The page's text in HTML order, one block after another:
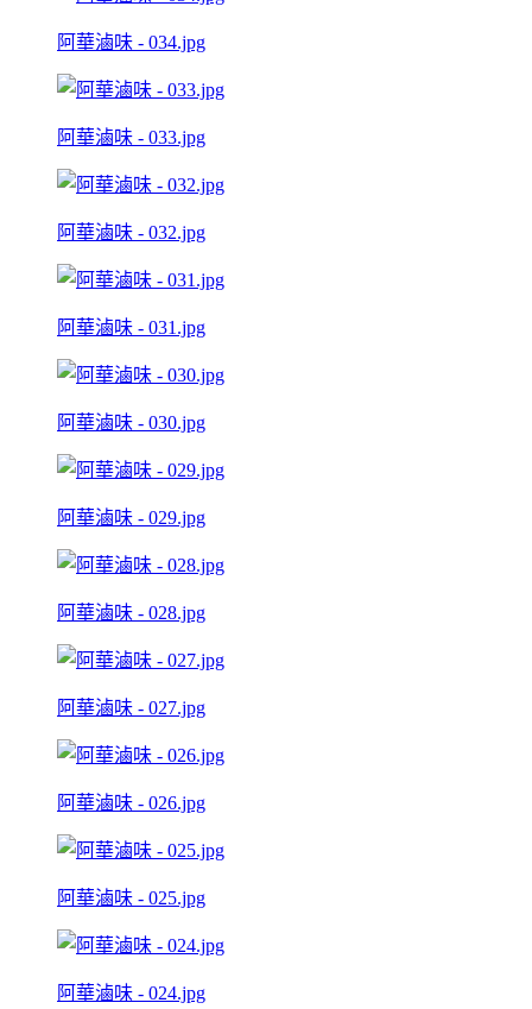
阿華滷味 - 034.jpg
阿華滷味 - 033.jpg
阿華滷味 - 032.jpg
阿華滷味 - 031.jpg
阿華滷味 - 030.jpg
阿華滷味 - 029.jpg
阿華滷味 - 028.jpg
阿華滷味 - 027.jpg
阿華滷味 - 026.jpg
阿華滷味 - 025.jpg
阿華滷味 - 024.jpg